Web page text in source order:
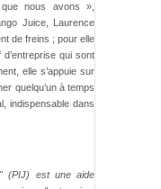
nous avons »,
Juice, Laurence
de freins ; pour elle
qui sont
elle s’appuie sur
quelqu’un à temps
indispensable dans
(PIJ) est une aide